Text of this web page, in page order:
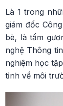
Là 1 trong
giám đốc
bè, là tấm
nghệ Thông
nghiệm học
tỉnh về môi